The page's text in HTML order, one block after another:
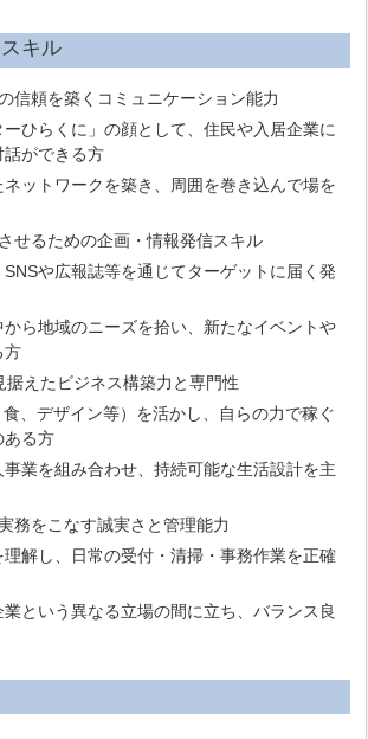
キル
信頼を築くコミュニケーション能力
ーひらくに」の顔として、住民や入居企業に
ができる方
ネットワークを築き、周囲を巻き込んで場を
せるための企画・情報発信スキル
SNSや広報誌等を通じてターゲットに届く発
から地域のニーズを拾い、新たなイベントや
方
据えたビジネス構築力と専門性
食、デザイン等）を活かし、自らの力で稼ぐ
ある方
事業を組み合わせ、持続可能な生活設計を主
務をこなす誠実さと管理能力
理解し、日常の受付・清掃・事務作業を正確
という異なる立場の間に立ち、バランス良